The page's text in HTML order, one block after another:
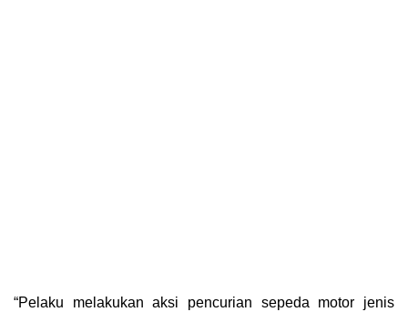
“Pelaku melakukan aksi pencurian sepeda motor jenis